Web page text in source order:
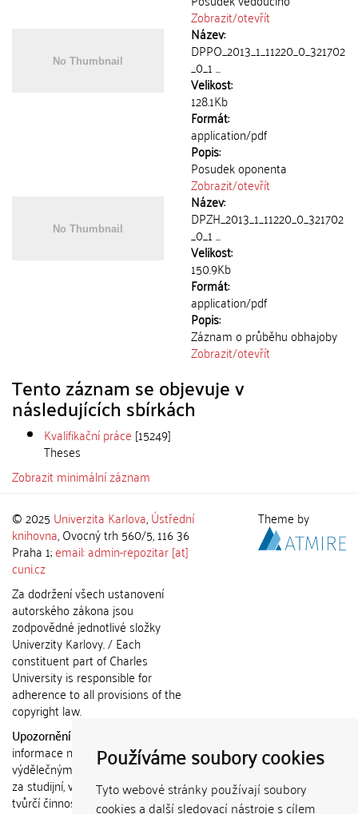
Používáme soubory cookies
Tyto webové stránky používají soubory
cookies a další sledovací nástroje s cílem
Zobrazit/otevřít
Název:
DPPO_2013_1_11220_0_321702
_0_1 ...
Velikost:
128.1Kb
Formát:
application/pdf
Popis:
Posudek oponenta
Zobrazit/otevřít
Název:
DPZH_2013_1_11220_0_321702
_0_1 ...
Velikost:
150.9Kb
Formát:
application/pdf
Popis:
Záznam o průběhu obhajoby
Zobrazit/otevřít
Tento záznam se objevuje v
následujících sbírkách
Kvalifikační práce [15249]
Theses
Zobrazit minimální záznam
© 2025 Univerzita Karlova,Ústřední
knihovna, Ovocný trh 560/5, 116 36
Praha 1;email: admin-repozitar [at]
cuni.cz
Za dodržení všech ustanovení
autorského zákona jsou
zodpovědné jednotlivé složky
Univerzity Karlovy. / Each
constituent part of Charles
University is responsible for
adherence to all provisions of the
copyright law.
Upozornění / Notice:
informace nemohou být použity k
výdělečným účelům nebo vydávány
za studijní, vědeckou nebo jinou
tvůrčí činnost jiné osoby než autora.
Theme by